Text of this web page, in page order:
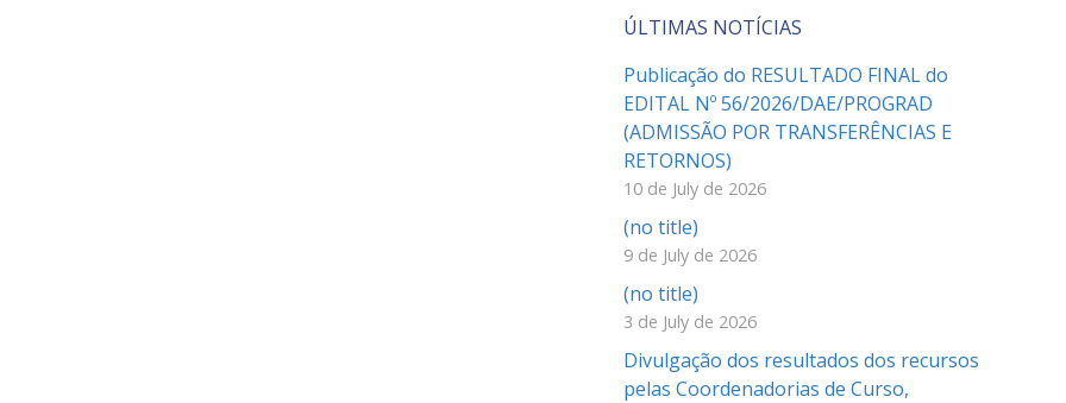
ÚLTIMAS NOTÍCIAS
Publicação do RESULTADO FINAL do
EDITAL Nº 56/2026/DAE/PROGRAD
(ADMISSÃO POR TRANSFERÊNCIAS E
RETORNOS)
10 de July de 2026
(no title)
9 de July de 2026
(no title)
3 de July de 2026
Divulgação dos resultados dos recursos
pelas Coordenadorias de Curso,